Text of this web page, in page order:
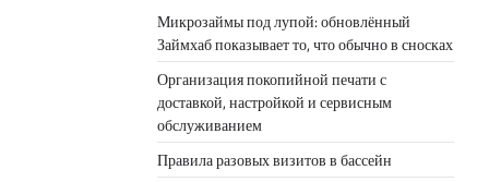
Микрозаймы под лупой: обновлённый
Займхаб показывает то, что обычно в сносках
Организация покопийной печати с
доставкой, настройкой и сервисным
обслуживанием
Правила разовых визитов в бассейн